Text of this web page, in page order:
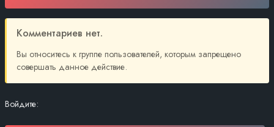
Комментариев нет.
Вы относитесь к группе пользователей, которым запрещено
совершать данное действие.
Войдите: